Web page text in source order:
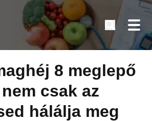
cukorbetegeknek
8 meglepő
csak az
hálálja meg